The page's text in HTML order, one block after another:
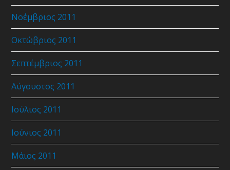
Νοέμβριος 2011
Οκτώβριος 2011
Σεπτέμβριος 2011
Αύγουστος 2011
Ιούλιος 2011
Ιούνιος 2011
Μάιος 2011